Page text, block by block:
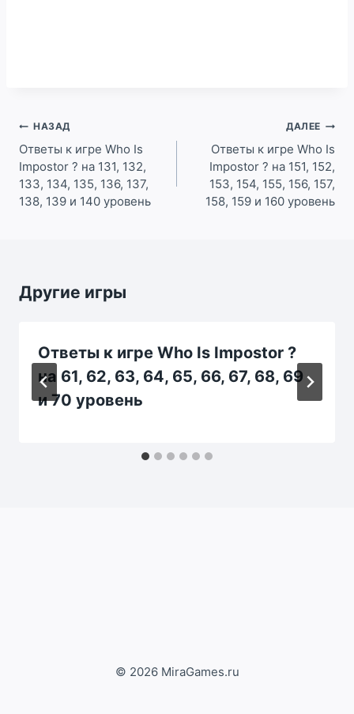
Навигация
по
записям
НАЗАД
Ответы к игре Who Is
Impostor ? на 131, 132,
133, 134, 135, 136, 137,
138, 139 и 140 уровень
ДАЛЕЕ
Ответы к игре Who Is
Impostor ? на 151, 152,
153, 154, 155, 156, 157,
158, 159 и 160 уровень
Другие игры
Ответы к игре Who Is Impostor ?
на 61, 62, 63, 64, 65, 66, 67, 68, 69
и 70 уровень
© 2026 MiraGames.ru